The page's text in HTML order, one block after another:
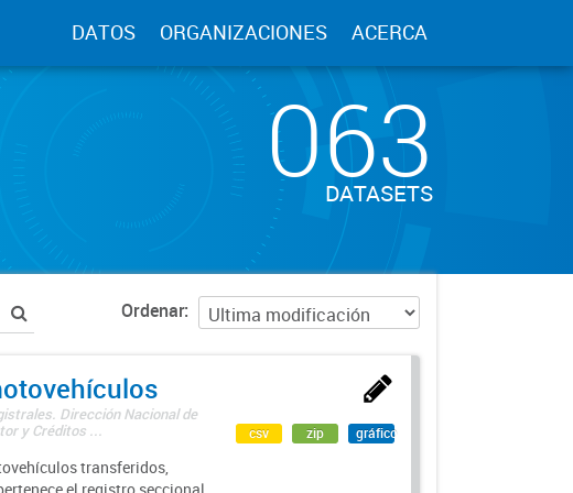
DATOS ORGANIZACIONES ACERCA
063
DATASETS
Ordenar
Dirección Nacional de
y Créditos ...
transferidos,
csv zip gráfico